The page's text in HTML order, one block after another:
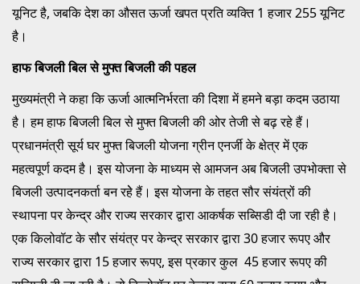
यूनिट है, जबकि देश का औसत ऊर्जा खपत प्रति व्यक्ति 1 हजार 255 यूनिट
है।
हाफ बिजली बिल से मुफ्त बिजली की पहल
मुख्यमंत्री ने कहा कि ऊर्जा आत्मनिर्भरता की दिशा में हमने बड़ा कदम उठाया
है। हम हाफ बिजली बिल से मुफ्त बिजली की ओर तेजी से बढ़ रहे हैं।
प्रधानमंत्री सूर्य घर मुफ्त बिजली योजना ग्रीन एनर्जी के क्षेत्र में एक
महत्वपूर्ण कदम है। इस योजना के माध्यम से आमजन अब बिजली उपभोक्ता से
बिजली उत्पादनकर्ता बन रहेे हैं। इस योजना के तहत सौर संयंत्रों की
स्थापना पर केन्द्र और राज्य सरकार द्वारा आकर्षक सब्सिडी दी जा रही है।
एक किलोवॉट के सौर संयंत्र पर केन्द्र सरकार द्वारा 30 हजार रूपए और
राज्य सरकार द्वारा 15 हजार रूपए, इस प्रकार कुल 45 हजार रूपए की